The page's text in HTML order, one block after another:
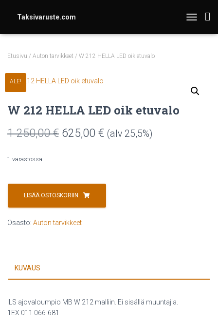
Taksivaruste.com
Etusivu / Auton tarvikkeet / W 212 HELLA LED oik etuvalo
ALE!
W 212 HELLA LED oik etuvalo
1 250,00€ Alkuperäinen
1
250,00 €.
625,00 €Nykyinen
625,00 €.
(alv 25,5%)
1 varastossa
W
HELLA
oik
LISÄÄ OSTOSKORIIN
Osasto: Auton tarvikkeet
KUVAUS
ILS ajovaloumpio MB W 212 malliin. Ei sisällä muuntajia.
1EX 011 066-681